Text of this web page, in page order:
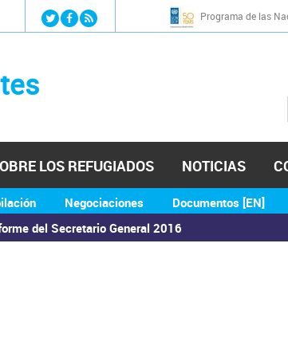
Jump to navigation Programa de las
del Secretario General 2016
Negociaciones Documentos [EN]
LOS REFUGIADOS NOTICIAS